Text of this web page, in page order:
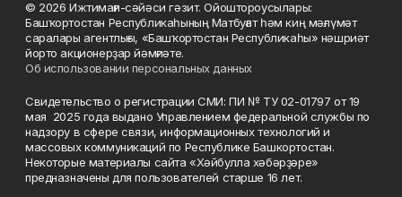
© 2026 Ижтимағи-сәйәси гәзит. Ойоштороусылары:
Башҡортостан Республикаһының Матбуғат һәм киң мәғлүмәт
саралары агентлығы, «Башҡортостан Республикаһы» нәшриәт
йорто акционерҙар йәмғиәте.
Об использовании персональных данных
Свидетельство о регистрации СМИ: ПИ № ТУ 02-01797 от 19
мая 2025 года выдано Управлением федеральной службы по
надзору в сфере связи, информационных технологий и
массовых коммуникаций по Республике Башкортостан.
Некоторые материалы сайта «Хәйбулла хәбәрҙәре»
предназначены для пользователей старше 16 лет.